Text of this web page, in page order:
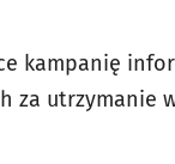
kampanię
za utrzymanie